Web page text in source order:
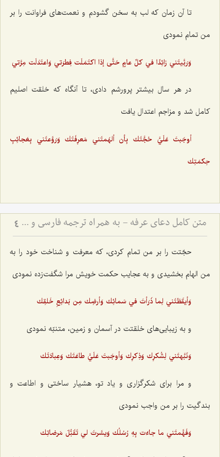
تا آن زمان که لب به سخن گشودم و نعمت‌های فراوانت را بر
من تمام نمودی
وَرَبَّيتَني زائِدًا في كلِّ عامٍ حَتَّى إذا اكتَمَلَت فِطرَتي وَاعتَدَلَت مِرَّتي
در هر سال بیشتر پرورشم دادی، تا آنگاه که خلقت اصلیم
کامل شد و مزاجم اعتدال یافت
أوجَبتَ عَلَيَّ حُجَّتَك بِأن ألهَمتَني مَعرِفَتَك‌ وَرَوَّعتَني بِعَجائِبِ
حِكمَتِك
متن کامل دعای عرفه - به همراه ترجمه فارسی و فایل صوتی 4
حجّتت را بر من تمام کردی، که معرفت و شناخت خود را به
من الهام بخشیدی و به عجایب حکمت خویش مرا شگفت‌زده نمودی
وَأيقَظتَني لِما ذَرَأتَ في سَمائِك وَأرضِك مِن بَدائِعِ خَلقِك
و به زیبایی‌های خلقتت در آسمان و زمین، متنبّه نمودی
وَنَبَّهتَني لِشُكرِك وَذِكرِك وَأوجَبتَ عَلَيَّ طاعَتَك وَعِبادَتَك
و مرا برای شکرگزاری و یاد تو، هشیار ساختی و اطاعت و
بندگیت را بر من واجب نمودی
وَفَهَّمتَني ما جاءَت بِهِ رُسُلُك وَيسَّرتَ لي تَقَبُّلَ مَرضاتِك